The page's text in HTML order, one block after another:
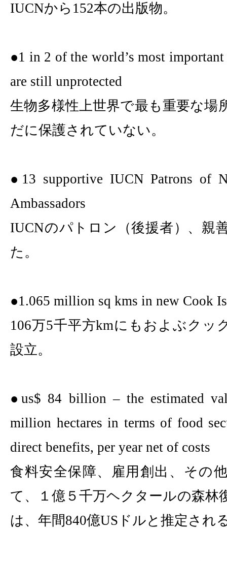
IUCNから 152本の出版物。
●1 in 2 ofthe world’s most
are still unprotected
生物多様性上世界で最も重要な場
だに保護されていない。
● 13 supportive IUCN Patrons of
Ambassadors
IUCNのパトロン（後援者）、親
た。
●1.065 million sq kms in new Cook
106万5千平方kmにもおよぶクッ
設立。
●us$ 84 billion– the estimated
million hectares in terms of food
direct benefits, per year net of costs
食料安全保障、雇用創出、その
て、１億５千万ヘクタールの森林
は、年間840億US ドルと推定され